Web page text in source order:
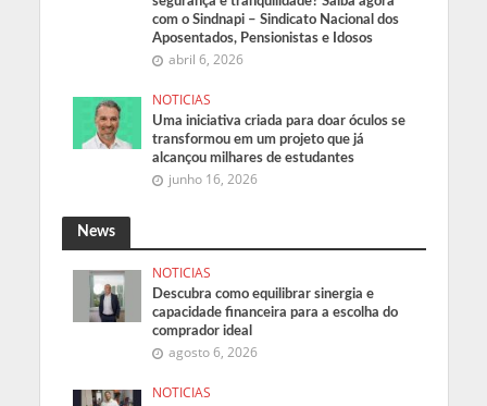
com o Sindnapi – Sindicato Nacional dos
Aposentados, Pensionistas e Idosos
abril 6, 2026
NOTICIAS
Uma iniciativa criada para doar óculos se
transformou em um projeto que já
alcançou milhares de estudantes
junho 16, 2026
News
NOTICIAS
Descubra como equilibrar sinergia e
capacidade financeira para a escolha do
comprador ideal
agosto 6, 2026
NOTICIAS